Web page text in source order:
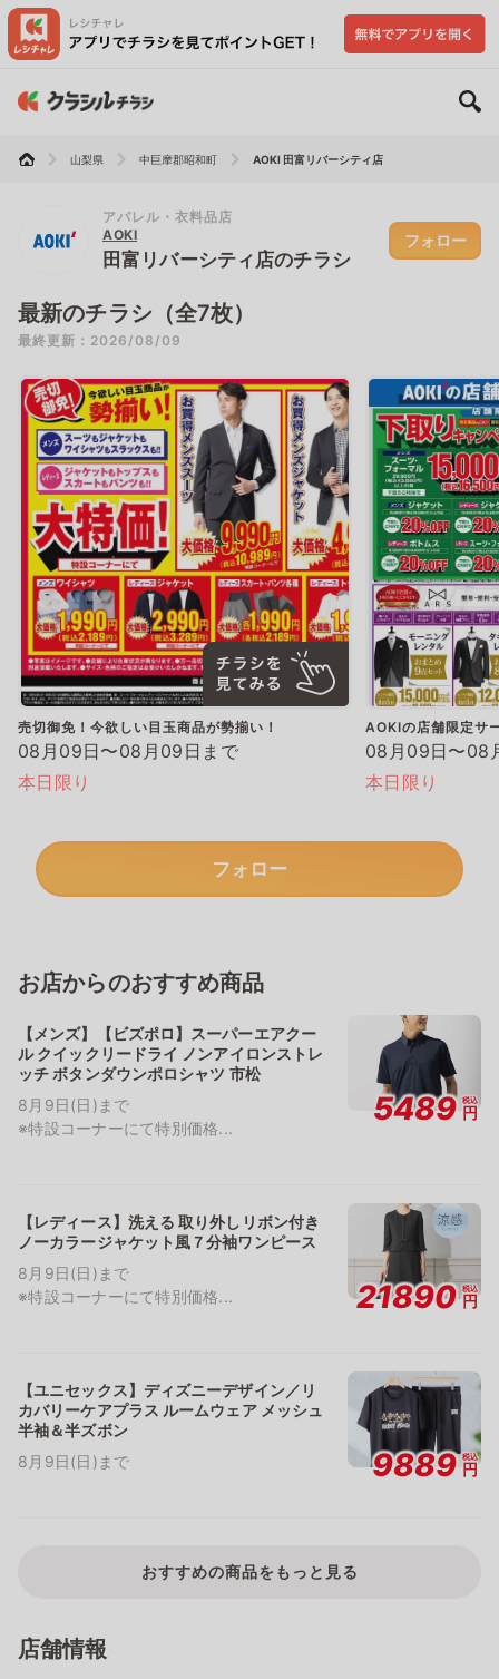
山梨県 中巨摩郡昭和町 AOKI 田富リバーシティ店
アパレル・衣料品店
AOKI
田富リバーシティ店のチラシ
フォロー
最新のチラシ（全7枚）
最終更新：2026/08/09
売切御免！今欲しい目玉商品が勢揃い！
08月09日〜08月09日まで
本日限り
AOKIの店舗限定サ
08月09日〜08
本日限り
フォロー
お店からのおすすめ商品
【メンズ】【ビズポロ】スーパーエアクー
ル クイックリードライ ノンアイロンストレ
ッチ ボタンダウンポロシャツ 市松
8月9日(日)まで
※特設コーナーにて特別価格...
5489 税込
円
【レディース】洗える 取り外しリボン付き
ノーカラージャケット風７分袖ワンピース
8月9日(日)まで
※特設コーナーにて特別価格...
21890 税込
円
【ユニセックス】ディズニーデザイン／リ
カバリーケアプラス ルームウェア メッシュ
半袖＆半ズボン
8月9日(日)まで
9889 税込
円
おすすめの商品をもっと見る
店舗情報